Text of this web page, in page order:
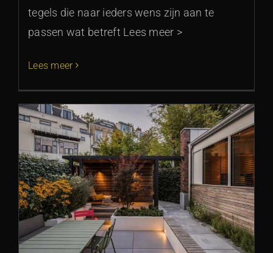
tegels die naar ieders wens zijn aan te
passen wat betreft Lees meer >
Lees meer